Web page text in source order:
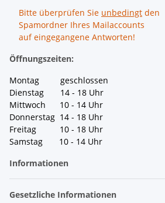
Bitte überprüfen Sie unbedingt den
Spamordner Ihres Mailaccounts
auf eingegangene Antworten!
Öffnungszeiten:
Montag geschlossen
Dienstag 14 - 18 Uhr
Mittwoch 10 - 14 Uhr
Donnerstag 14 - 18 Uhr
Freitag 10 - 18 Uhr
Samstag 10 - 14 Uhr
Informationen
Gesetzliche Informationen